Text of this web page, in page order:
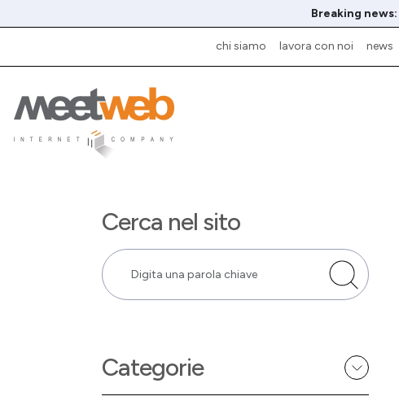
Breaking news:
chi siamo lavora con noi news
Cerca nel sito
Categorie